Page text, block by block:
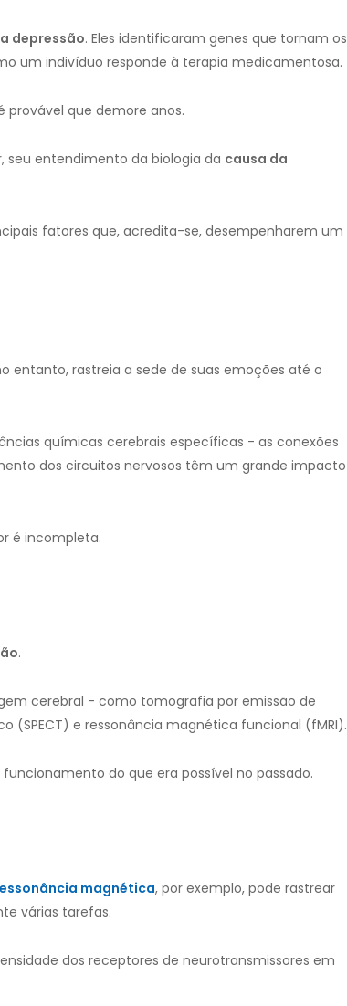
depressão. Eles identificaram genes que tornam os
um indivíduo responde à terapia medicamentosa.
provável que demore anos.
seu entendimento da biologia da causa da
fatores que, acredita-se, desempenharem um
entanto, rastreia a sede de suas emoções até o
químicas cerebrais específicas - as conexões
dos circuitos nervosos têm um grande impacto
é incompleta.
.
cerebral - como tomografia por emissão de
(SPECT) e ressonância magnética funcional (fMRI).
do que era possível no passado.
magnética, por exemplo, pode rastrear
várias tarefas.
dos receptores de neurotransmissores em